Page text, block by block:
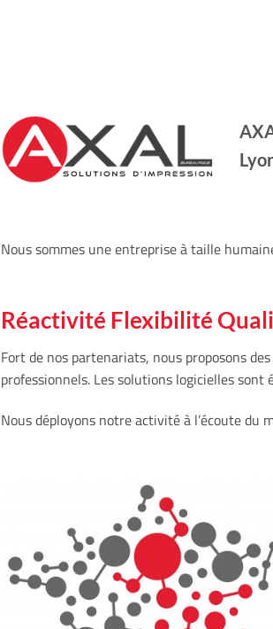
Nous sommes une entreprise à taille
Réactivité Flexibilité
Fort de nos partenariats, nous proposons
professionnels. Les solutions logicielles sont
Nous déployons notre activité à l’écoute du